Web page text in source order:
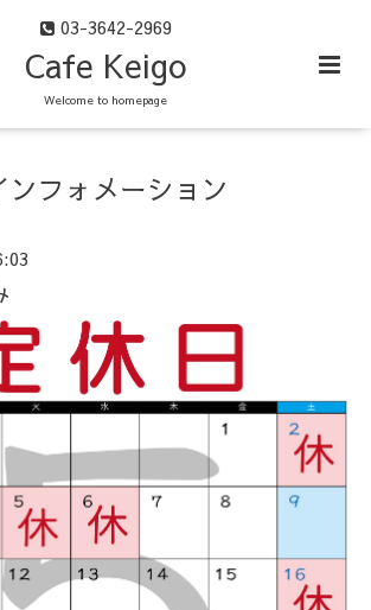
03-3642-2969
Cafe Keigo
Welcome to homepage
ンフォメーション